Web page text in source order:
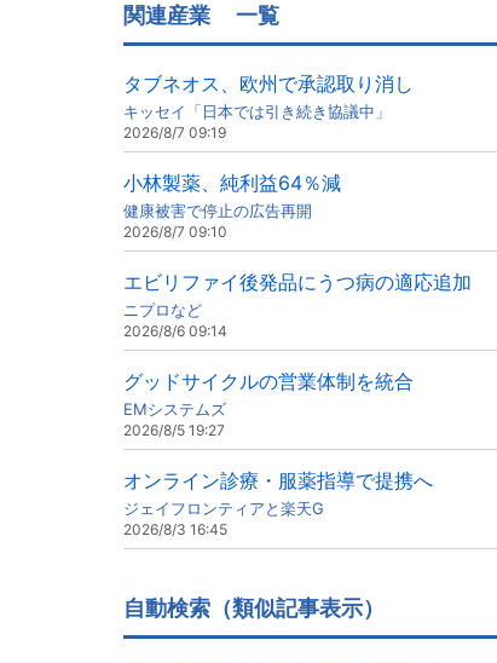
関連産業 一覧
タブネオス、欧州で承認取り消し
キッセイ「日本では引き続き協議中」
2026/8/7 09:19
小林製薬、純利益64％減
健康被害で停止の広告再開
2026/8/7 09:10
エビリファイ後発品にうつ病の適応追加
ニプロなど
2026/8/6 09:14
グッドサイクルの営業体制を統合
EMシステムズ
2026/8/5 19:27
オンライン診療・服薬指導で提携へ
ジェイフロンティアと楽天G
2026/8/3 16:45
自動検索（類似記事表示）